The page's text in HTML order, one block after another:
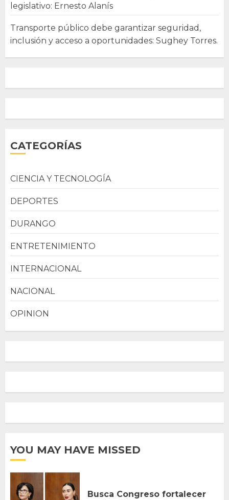
legislativo: Ernesto Alanís
Transporte público debe garantizar seguridad,
inclusión y acceso a oportunidades: Sughey Torres.
CATEGORÍAS
CIENCIA Y TECNOLOGÍA
DEPORTES
DURANGO
ENTRETENIMIENTO
INTERNACIONAL
NACIONAL
OPINION
YOU MAY HAVE MISSED
Busca Congreso fortalecer